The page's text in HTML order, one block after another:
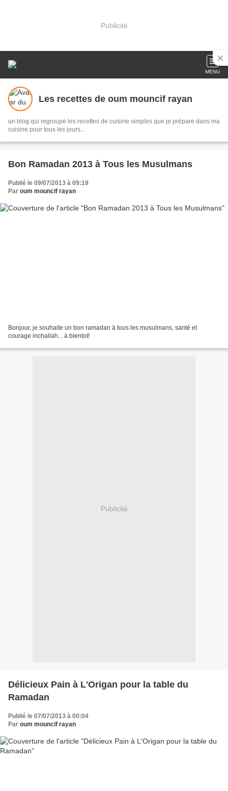
Publicité
MENU
Les recettes de oum mouncif rayan
un blog qui regroupe les recettes de cuisine simples que je prépare dans ma
cuisine pour tous les jours...
Bon Ramadan 2013 à Tous les Musulmans
Publié le 09/07/2013 à 09:19
Par oum mouncif rayan
Bonjour, je souhaite un bon ramadan à tous les musulmans, santé et
courage inchallah... à bientot!
Publicité
Délicieux Pain à L'Origan pour la table du
Ramadan
Publié le 07/07/2013 à 00:04
Par oum mouncif rayan